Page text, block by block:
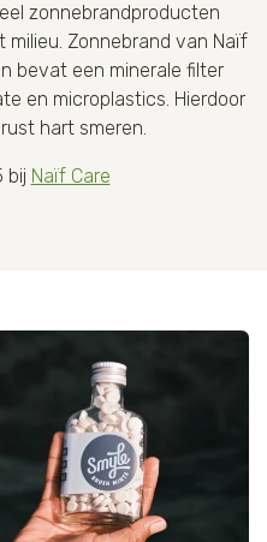
zonnebrandproducten
Zonnebrand van Naïf
bevat een minerale filter
en microplastics. Hierdoor
hart smeren.
bij Naïf Care